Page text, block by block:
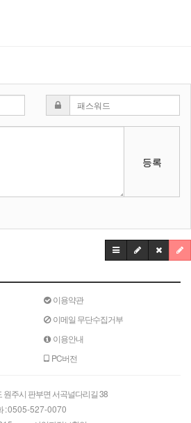
등록
이용약관
이메일 무단수집거부
이용안내
PC버전
원주시 판부면 서곡널다리길 38
:0505-527-0070